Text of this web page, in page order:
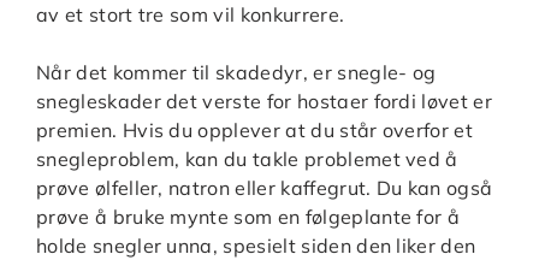
av et stort tre som vil konkurrere.
Når det kommer til skadedyr, er snegle- og
snegleskader det verste for hostaer fordi løvet er
premien. Hvis du opplever at du står overfor et
snegleproblem, kan du takle problemet ved å
prøve ølfeller, natron eller kaffegrut. Du kan også
prøve å bruke mynte som en følgeplante for å
holde snegler unna, spesielt siden den liker den